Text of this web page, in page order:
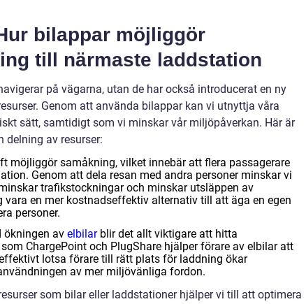
bilappar möjliggör
till närmaste laddstation
på vägarna, utan de har också introducerat en ny
Genom att använda bilappar kan vi utnyttja våra
sätt, samtidigt som vi minskar vår miljöpåverkan. Här är
av resurser:
möjliggör samåkning, vilket innebär att flera passagerare
Genom att dela resan med andra personer minskar vi
trafikstockningar och minskar utsläppen av
en mer kostnadseffektiv alternativ till att äga en egen
personer.
ökningen av elbilarblir det allt viktigare att hitta
ChargePoint och PlugShare hjälper förare av elbilar att
lotsa förare till rätt plats för laddning ökar
av mer miljövänliga fordon.
som bilar eller laddstationer hjälper vi till att optimera